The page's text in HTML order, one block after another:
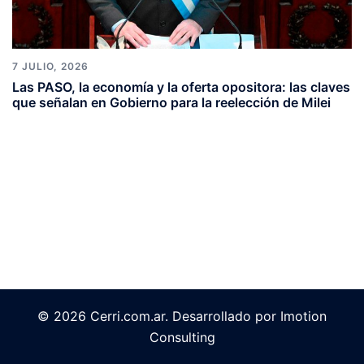
7 JULIO, 2026
Las PASO, la economía y la oferta opositora: las claves
que señalan en Gobierno para la reelección de Milei
© 2026 Cerri.com.ar. Desarrollado por Imotion
Consulting